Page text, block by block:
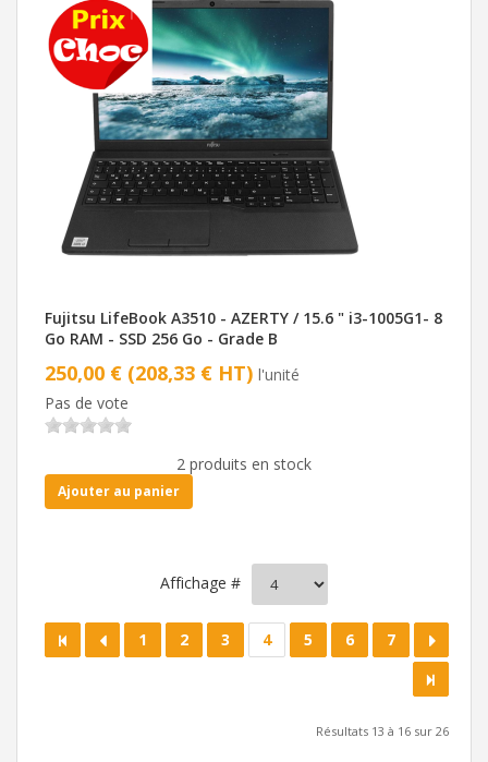
Fujitsu LifeBook A3510 - AZERTY / 15.6 " i3-1005G1- 8
Go RAM - SSD 256 Go - Grade B
250,00 € (208,33 € HT) l'unité
Pas de vote
2 produits en stock
Ajouter au panier
Affichage #
1 2 3 4 5 6 7
Résultats 13 à 16 sur 26